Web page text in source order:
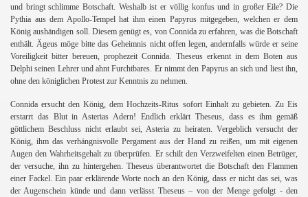
und bringt schlimme Botschaft. Weshalb ist er völlig konfus und in großer Eile? Die
Pythia aus dem Apollo-Tempel hat ihm einen Papyrus mitgegeben, welchen er dem
König aushändigen soll. Diesem genügt es, von Connida zu erfahren, was die Botschaft
enthält. Ägeus möge bitte das Geheimnis nicht offen legen, andernfalls würde er seine
Voreiligkeit bitter bereuen, prophezeit Connida. Theseus erkennt in dem Boten aus
Delphi seinen Lehrer und ahnt Furchtbares. Er nimmt den Papyrus an sich und liest ihn,
ohne den königlichen Protest zur Kenntnis zu nehmen.
Connida ersucht den König, dem Hochzeits-Ritus sofort Einhalt zu gebieten. Zu Eis
erstarrt das Blut in Asterias Adern! Endlich erklärt Theseus, dass es ihm gemäß
göttlichem Beschluss nicht erlaubt sei, Asteria zu heiraten. Vergeblich versucht der
König, ihm das verhängnisvolle Pergament aus der Hand zu reißen, um mit eigenen
Augen den Wahrheitsgehalt zu überprüfen. Er schilt den Verzweifelten einen Betrüger,
der versuche, ihn zu hintergehen. Theseus überantwortet die Botschaft den Flammen
einer Fackel. Ein paar erklärende Worte noch an den König, dass er nicht das sei, was
der Augenschein künde und dann verlässt Theseus – von der Menge gefolgt - den